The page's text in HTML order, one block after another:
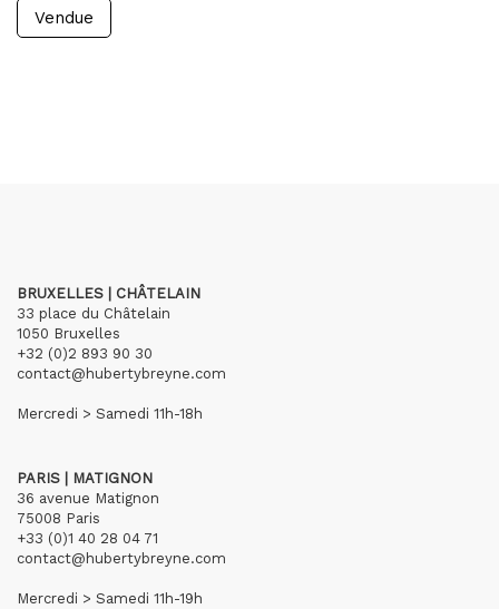
Vendue
BRUXELLES | CHÂTELAIN
33 place du Châtelain
1050 Bruxelles
+32 (0)2 893 90 30
contact@hubertybreyne.com
Mercredi > Samedi 11h-18h
PARIS | MATIGNON
36 avenue Matignon
75008 Paris
+33 (0)1 40 28 04 71
contact@hubertybreyne.com
Mercredi > Samedi 11h-19h